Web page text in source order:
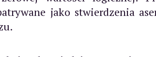
jako stwierdzenia